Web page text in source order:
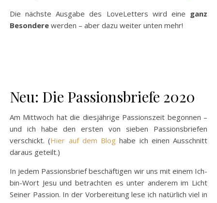
Die nächste Ausgabe des LoveLetters wird eine ganz
Besondere werden – aber dazu weiter unten mehr!
Neu: Die Passionsbriefe 2020
Am Mittwoch hat die diesjährige Passionszeit begonnen –
und ich habe den ersten von sieben Passionsbriefen
verschickt. (Hier auf dem Blog habe ich einen Ausschnitt
daraus geteilt.)
In jedem Passionsbrief beschäftigen wir uns mit einem Ich-
bin-Wort Jesu und betrachten es unter anderem im Licht
Seiner Passion. In der Vorbereitung lese ich natürlich viel in